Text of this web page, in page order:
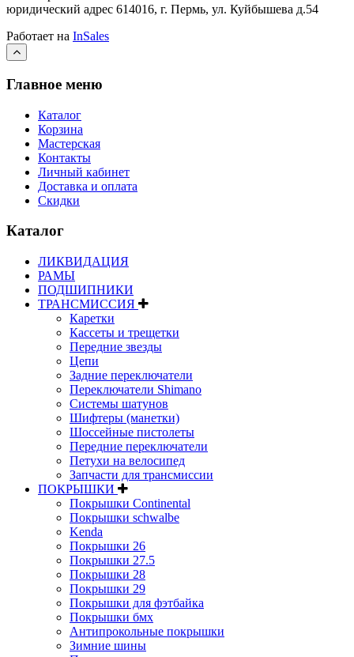
юридический адрес 614016, г. Пермь, ул. Куйбышева д.54
Работает на InSales
Главное меню
Каталог
Корзина
Мастерская
Контакты
Личный кабинет
Доставка и оплата
Скидки
Каталог
ЛИКВИДАЦИЯ
РАМЫ
ПОДШИПНИКИ
ТРАНСМИССИЯ
Каретки
Кассеты и трещетки
Передние звезды
Цепи
Задние переключатели
Переключатели Shimano
Системы шатунов
Шифтеры (манетки)
Шоссейные пистолеты
Передние переключатели
Петухи на велосипед
Запчасти для трансмиссии
ПОКРЫШКИ
Покрышки Continental
Покрышки schwalbe
Kenda
Покрышки 26
Покрышки 27.5
Покрышки 28
Покрышки 29
Покрышки для фэтбайка
Покрышки бмх
Антипрокольные покрышки
Зимние шины